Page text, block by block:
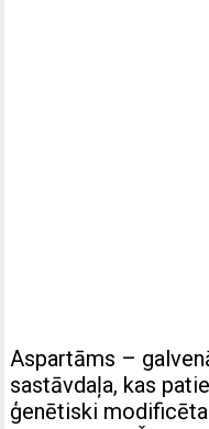
Aspartāms –
sastāvdaļa, kas
ģenētiski